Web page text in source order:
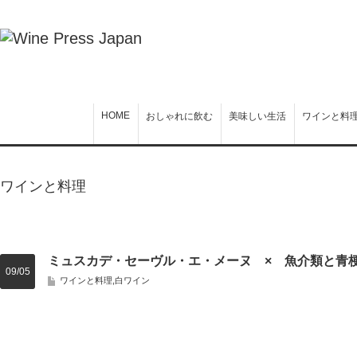
HOME おしゃれに飲む 美味しい生活 ワインと料
ワインと料理
ミュスカデ・セーヴル・エ・メーヌ × 魚介類と青
ワインと料理 白ワイン
09/05